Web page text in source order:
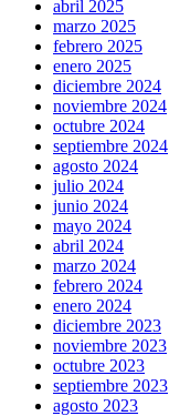
abril 2025
marzo 2025
febrero 2025
enero 2025
diciembre 2024
noviembre 2024
octubre 2024
septiembre 2024
agosto 2024
julio 2024
junio 2024
mayo 2024
abril 2024
marzo 2024
febrero 2024
enero 2024
diciembre 2023
noviembre 2023
octubre 2023
septiembre 2023
agosto 2023